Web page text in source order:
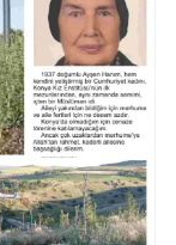
Kastamonu
Kayseri
Kırklareli
Kırşehir
Kocaeli